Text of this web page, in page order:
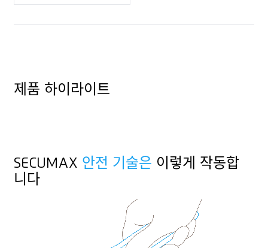
제품 하이라이트
SECUMAX 안전 기술은 이렇게 작동합
니다